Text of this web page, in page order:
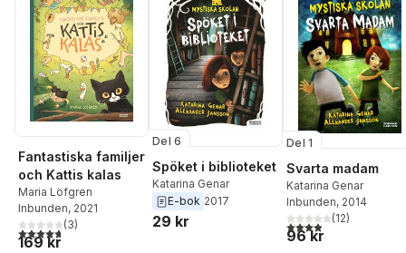
Fantastiska familjer
och Kattis kalas
Maria Löfgren
Inbunden, 2021
4,7utav 5 stjärnor. Totalt antal röster:
(3)
169 kr
Del 6
Spöket i biblioteket
Katarina Genar
E-bok 2017
29 kr
Del 1
Svarta madam
Katarina Genar
Inbunden, 2014
3,9utav 5 stjärnor.
(12)
96 kr